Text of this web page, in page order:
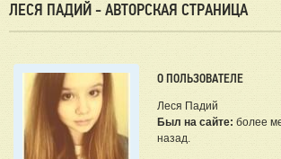
ЛЕСЯ ПАДИЙ - АВТОРСКАЯ СТРАНИЦА
О ПОЛЬЗОВАТЕЛЕ
Леся Падий
Был на сайте: более
назад.